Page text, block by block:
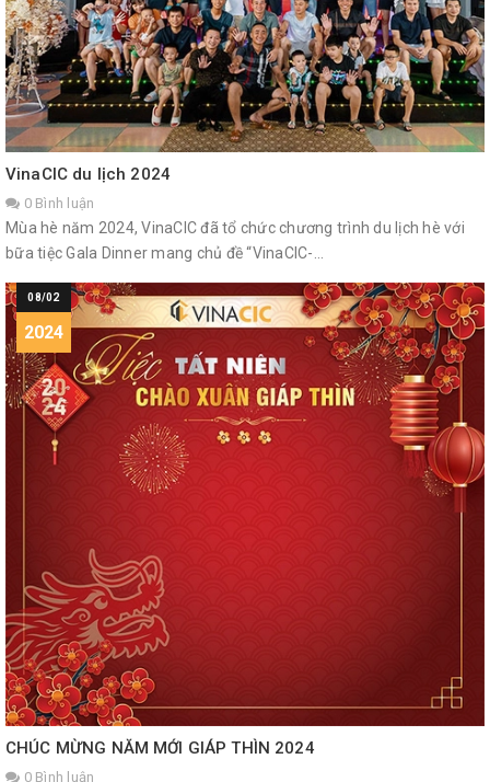
VinaCIC du lịch 2024
0 Bình luận
Mùa hè năm 2024, VinaCIC đã tổ chức chương trình du lịch hè với
bữa tiệc Gala Dinner mang chủ đề “VinaCIC-...
08/02
2024
CHÚC MỪNG NĂM MỚI GIÁP THÌN 2024
0 Bình luận